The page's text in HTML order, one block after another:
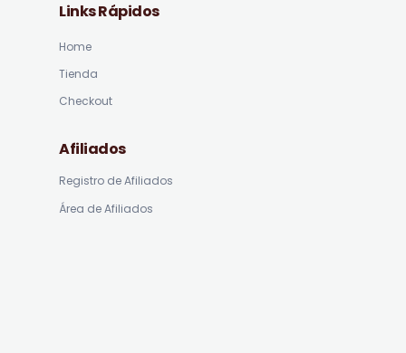
Links Rápidos
Home
Tienda
Checkout
Afiliados
Registro de Afiliados
Área de Afiliados